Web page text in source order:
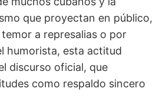
que proyectan en público,
a represalias o por
humorista, esta actitud
discurso oficial, que
como respaldo sincero